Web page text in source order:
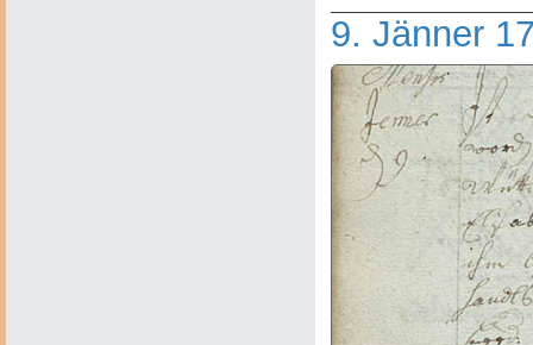
9. Jänner